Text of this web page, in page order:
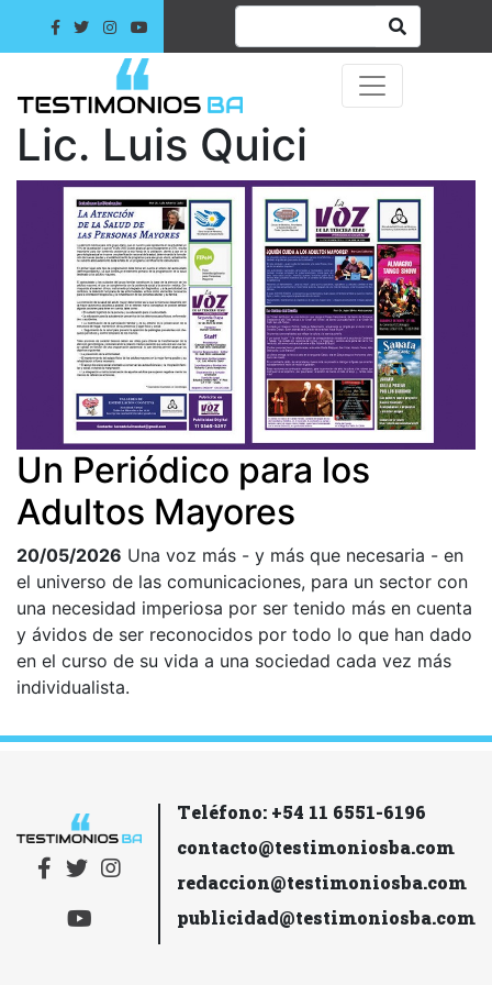
Lic. Luis Quici
Un Periódico para los
Adultos Mayores
20/05/2026 Una voz más - y más que necesaria - en
el universo de las comunicaciones, para un sector con
una necesidad imperiosa por ser tenido más en cuenta
y ávidos de ser reconocidos por todo lo que han dado
en el curso de su vida a una sociedad cada vez más
individualista.
Teléfono: +54 11 6551-6196
contacto@testimoniosba.com
redaccion@testimoniosba.com
publicidad@testimoniosba.com